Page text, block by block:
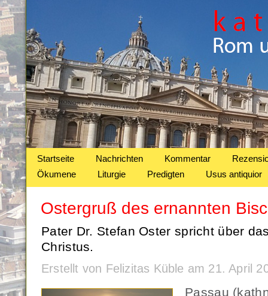
Startseite Nachrichten Kommentar
Ökumene
Liturgie Predigten Usus antiquior
Ostergruß des ernannten
Pater Dr. Stefan Oster spricht über
Christus.
Erstellt von Felizitas Küble am 21. April
Passau